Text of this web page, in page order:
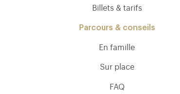
Billets & tarifs
Parcours & conseils
En famille
Sur place
FAQ